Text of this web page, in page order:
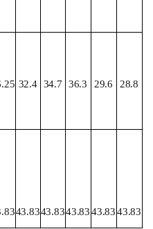
32.4 34.7 36.3 29.6 28.8
43.8343.8343.8343.8343.83